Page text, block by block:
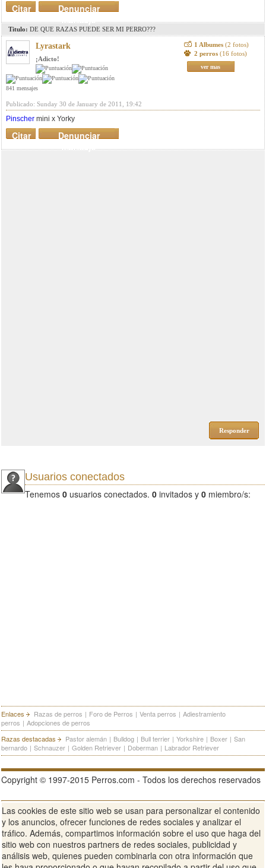
Denunciar
mensaje
Citar
Titulo: DE QUE RAZAS PUEDE SER MI PERRO???
Lyrastark
¡Adicto!
841 mensajes
1 Albumes (2 fotos)
2 perros (16 fotos)
ver mas
Publicado: Sunday 30 de January de 2011, 19:42
Pinscher mini x Yorky
Denunciar
mensaje
Citar
Responder
Usuarios conectados
Tenemos 0 usuarios conectados. 0 invitados y 0 miembro/s:
Enlaces Razas de perros | Foro de Perros | Venta perros | Adiestramiento
perros | Adopciones de perros
Razas destacadas
Pastor alemán | Bulldog | Bull terrier | Yorkshire | Boxer | San
bernardo | Schnauzer | Golden Retriever | Doberman | Labrador Retriever
Copyright © 1997-2015 Perros.com - Todos los derechos reservados
Publicidad en Perros.com | Contacte | Aviso Legal Política de
privacidad | Condiciones de uso
Ver sitio web completo
Las cookies de este sitio web se usan para personalizar el contenido
y los anuncios, ofrecer funciones de redes sociales y analizar el
tráfico. Además, compartimos información sobre el uso que haga del
sitio web con nuestros partners de redes sociales, publicidad y
análisis web, quienes pueden combinarla con otra información que